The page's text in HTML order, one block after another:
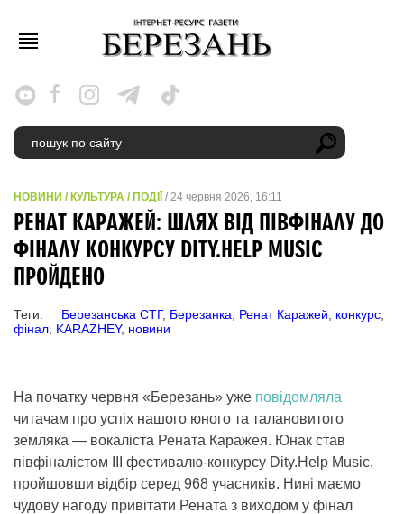
НОВИНИ / КУЛЬТУРА / ПОДІЇ / 24 червня 2026, 16:11
РЕНАТ КАРАЖЕЙ: ШЛЯХ ВІД ПІВФІНАЛУ ДО
ФІНАЛУ КОНКУРСУ DITY.HELP MUSIC
ПРОЙДЕНО
Теги: Березанська СТГ, Березанка Ренат Каражей конкурс
фінал KARAZHEY, новини
На початку червня «Березань» уже повідомляла
читачам про успіх нашого юного та талановитого
земляка — вокаліста Рената Каражея. Юнак став
півфіналістом III фестивалю-конкурсу Dity.Help Music,
пройшовши відбір серед 968 учасників. Нині маємо
чудову нагоду привітати Рената з виходом у фінал